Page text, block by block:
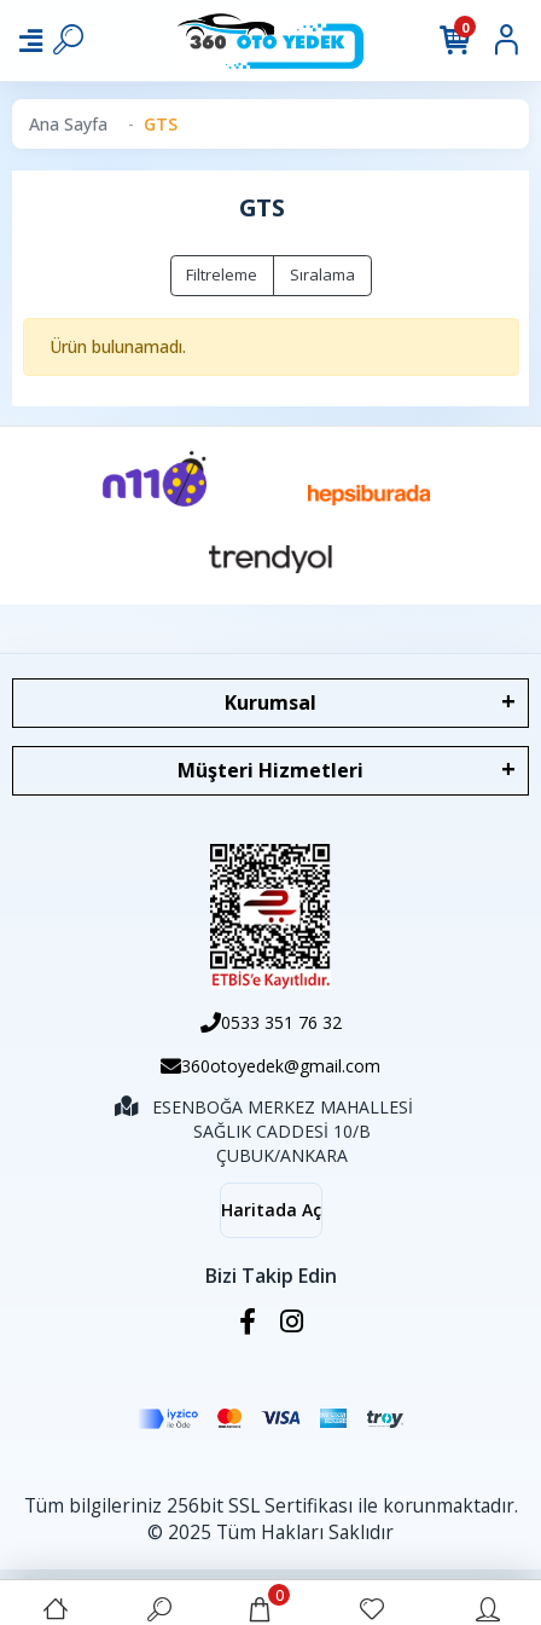
0
Ana Sayfa GTS
GTS
Filtreleme Sıralama
Ürün bulunamadı.
Kurumsal
Müşteri Hizmetleri
0533 351 76 32
360otoyedek@gmail.com
ESENBOĞA MERKEZ MAHALLESİ
SAĞLIK CADDESİ 10/B
ÇUBUK/ANKARA
Haritada Aç
Bizi Takip Edin
Tüm bilgileriniz 256bit SSL Sertifikası ile korunmaktadır.
© 2025 Tüm Hakları Saklıdır
0